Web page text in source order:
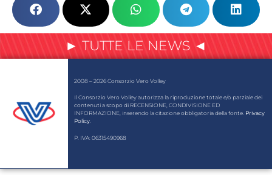
► TUTTE LE NEWS ◄
2008 – 2026 Consorzio Vero Volley
Il Consorzio Vero Volley autorizza la riproduzione totale e/o parziale dei
contenuti a scopo di RECENSIONE, CONDIVISIONE ED
INFORMAZIONE, inserendo la citazione obbligatoria della fonte. Privacy
Policy
P. IVA: 06315490968